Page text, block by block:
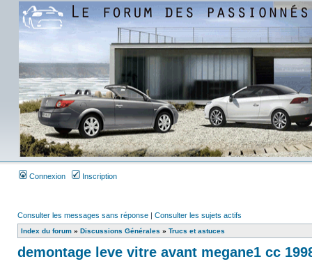
Connexion Inscription
Consulter les messages sans réponse | Consulter les sujets actifs
Index du forum » Discussions Générales » Trucs et astuces
demontage leve vitre avant megane1 cc